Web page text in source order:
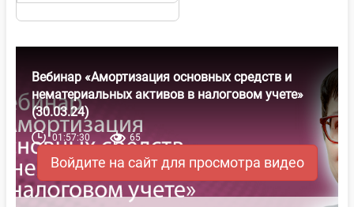
Вебинар «Амортизация основных средств и
нематериальных активов в налоговом учете»
(30.03.24)
01:57:30 65
Войдите на сайт для просмотра видео